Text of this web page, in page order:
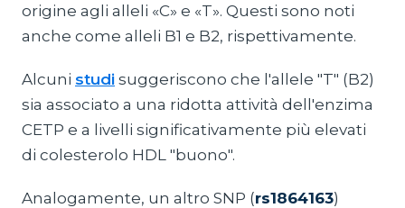
origine agli alleli «C» e «T». Questi sono noti
anche come alleli B1 e B2, rispettivamente.
Alcuni studi suggeriscono che l'allele "T" (B2)
sia associato a una ridotta attività dell'enzima
CETP e a livelli significativamente più elevati
di colesterolo HDL "buono".
Analogamente, un altro SNP (rs1864163)